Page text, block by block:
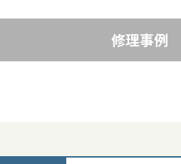
修理事例